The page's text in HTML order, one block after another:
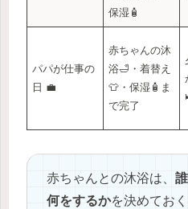
保湿🧴
パパが仕事の
日 💼
赤ちゃんの沐
浴🛁・着替え
👕・保湿🧴ま
で完了
赤ちゃんとの沐浴は、
何をするかを決めてお